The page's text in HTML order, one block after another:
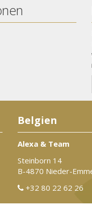
Belgien
Alexa & Team
Steinborn 14
B-4870 Nieder-
+32 80 22 62 26